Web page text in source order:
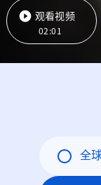
观看视频
02:01
全